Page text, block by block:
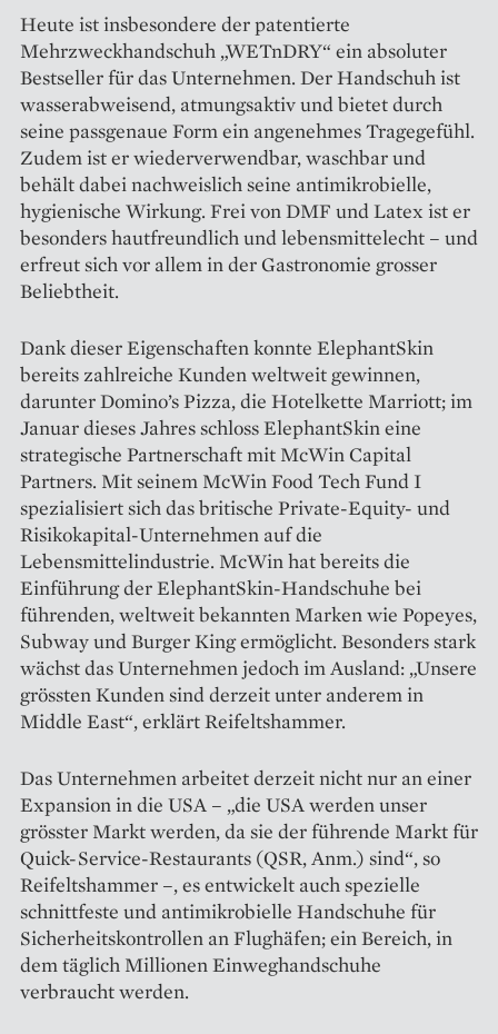
Heute ist insbesondere der patentierte
Mehrzweckhandschuh „WETnDRY“ ein absoluter
Bestseller für das Unternehmen. Der Handschuh ist
wasserabweisend, atmungsaktiv und bietet durch
seine passgenaue Form ein angenehmes Tragegefühl.
Zudem ist er wieder­verwendbar, waschbar und
behält dabei nachweislich seine antimikrobielle,
hygienische Wirkung. Frei von DMF und Latex ist er
besonders hautfreundlich und lebensmittelecht – und
erfreut sich vor allem in der Gastronomie grosser
Beliebtheit.
Dank dieser Eigenschaften konnte ElephantSkin
bereits zahlreiche Kunden weltweit gewinnen,
darunter Domino’s Pizza, die Hotelkette Marriott; im
Januar dieses Jahres schloss ElephantSkin eine
strategische Partnerschaft mit McWin Capital
Partners. Mit seinem McWin Food Tech Fund I
spezialisiert sich das britische Private-Equity- und
Risikokapital-Unternehmen auf die
Lebensmittelindustrie. McWin hat bereits die
Einführung der Elephant­Skin-Handschuhe bei
führenden, weltweit bekannten Marken wie Popeyes,
Subway und Burger King ermöglicht. Besonders stark
wächst das Unternehmen jedoch im Ausland: „Unsere
grössten Kunden sind derzeit unter anderem in
Middle East“, erklärt Reifeltshammer.
Das Unternehmen arbeitet derzeit nicht nur an einer
Expansion in die USA – „die USA werden unser
grösster Markt werden, da sie der führende Markt für
Quick-Service-Restaurants (QSR, Anm.) sind“, so
Reifeltshammer –, es entwickelt auch spezielle
schnittfeste und antimikrobielle Handschuhe für
Sicherheitskontrollen an Flughäfen; ein Bereich, in
dem täglich Millionen Einweg­handschuhe
verbraucht werden.